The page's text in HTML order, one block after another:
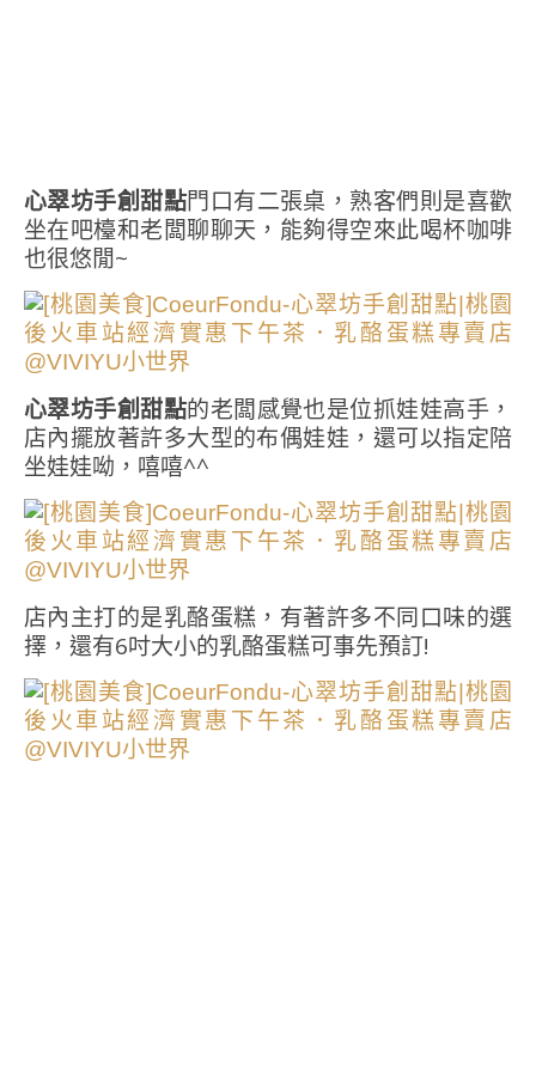
心翠坊手創甜點門口有二張桌，熟客們則是喜歡
坐在吧檯和老闆聊聊天，能夠得空來此喝杯咖啡
也很悠閒~
心翠坊手創甜點的老闆感覺也是位抓娃娃高手，
店內擺放著許多大型的布偶娃娃，還可以指定陪
坐娃娃呦，嘻嘻^^
店內主打的是乳酪蛋糕，有著許多不同口味的選
擇，還有6吋大小的乳酪蛋糕可事先預訂!